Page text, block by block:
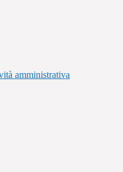
amministrativa